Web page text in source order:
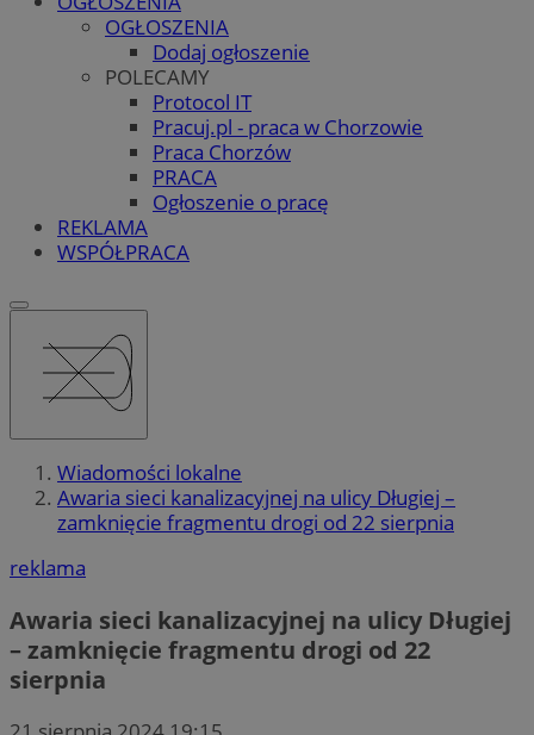
OGŁOSZENIA
Dodaj ogłoszenie
POLECAMY
Protocol IT
Pracuj.pl - praca w Chorzowie
Praca Chorzów
PRACA
Ogłoszenie o pracę
REKLAMA
WSPÓŁPRACA
Wiadomości lokalne
Awaria sieci kanalizacyjnej na ulicy Długiej –
zamknięcie fragmentu drogi od 22 sierpnia
reklama
Awaria sieci kanalizacyjnej na ulicy Długiej
– zamknięcie fragmentu drogi od 22
sierpnia